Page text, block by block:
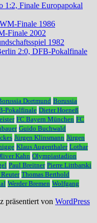
Finale Europapokal
Finale 1986
Finale 2002
1982
2:0, DFB-Pokalfinale
Dortmund Borussia
Pokalfinale Dieter Hoeneß
FC Bayern München FC
Guido Buchwald
Jürgen Klinsmann Jürgen
Klaus Augenthaler Lothar
Kahn Olympiastadion
Paul Breitner Pierre Littbarski
Thomas Berthold
Werder Bremen Wolfgang
präsentiert von WordPress